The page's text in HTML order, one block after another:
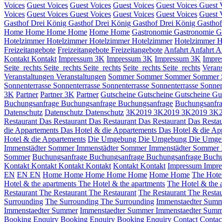
Voices Guest Voices Guest Voices Guest Voices Guest Voices Guest
Voices Guest Voices Guest Voices Guest Voices Guest Voices Guest
Gasthof Drei König Gasthof Drei König Gasthof Drei König
Home Home Home Home Home Home Gastronomie Gastronomie
HotelzimmerHotelzimmerHotelzimmerHotelzimmer Hotelzimmer
Freizeitangebote Freizeitangebote Freizeitangebote Anfahrt Anfahrt
Kontakt Kontakt Impressum 3K Impressum 3K Impressum 3K
Seite_rechts Seite_rechts Seite_rechts Seite_rechts Seite_rechts
Veranstaltungen Veranstaltungen Sommer Sommer Sommer Sommer
Sonnenterrasse Sonnenterrasse Sonnenterrasse Sonnenterrasse
3K Partner Partner 3K Partner Gutscheine Gutscheine Gutscheine
Buchungsanfrage Buchungsanfrage Buchungsanfrage
Datenschutz Datenschutz Datenschutz 3K2019 3K2019 3K2019
Restaurant Das Restaurant Das Restaurant Das Restaurant Das
die Appartements Das Hotel & die Appartements Das Hotel & die
Hotel & die Appartements Die Umgebung Die Umgebung Die
Immenstädter SommerImmenstädter SommerImmenstädter Sommer
Sommer Buchungsanfrage Buchungsanfrage Buchungsanfrage
Kontakt Kontakt Kontakt Kontakt Kontakt Kontakt Impressum
EN EN EN Home Home Home Home Home Home Home The
Hotel & the apartments The Hotel & the apartments The Hotel & the
Restaurant The Restaurant The Restaurant The Restaurant The
Surrounding The Surrounding The Surrounding Immenstaedter
Immenstaedter Summer Immenstaedter SummerImmenstaedter
Booking Enquiry Booking Enquiry Booking Enquiry Contact